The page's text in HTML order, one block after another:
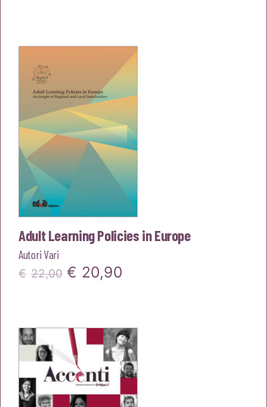
€25,00.
è:
Adult Learning Policies in Europe
Autori Vari
€ 22,00 Il
era:
€22,00.
€ 20,90
è:
€20,90.